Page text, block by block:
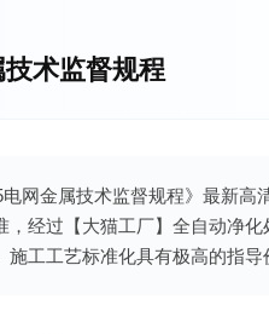
术监督规程
电网金属技术监督规程》最新
，经过【大猫工厂】全自动净
工工艺标准化具有极高的指导